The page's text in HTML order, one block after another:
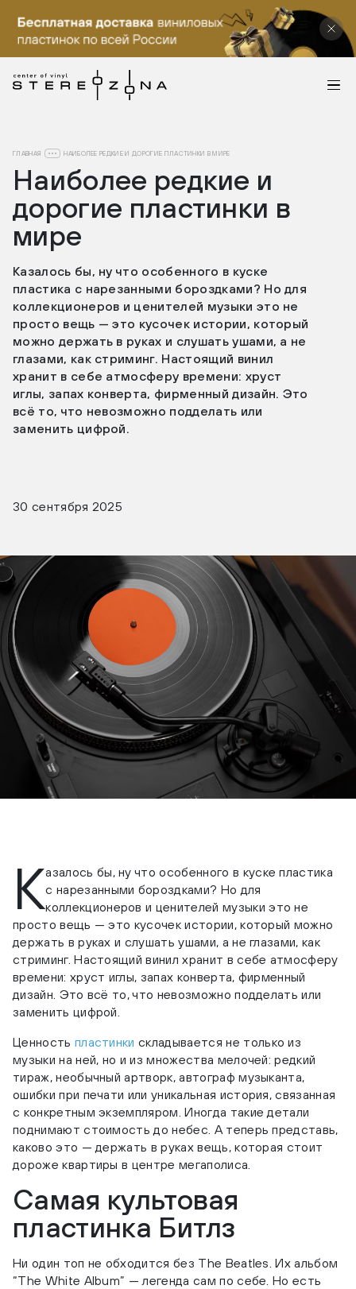
ГЛАВНАЯ НАИБОЛЕЕ РЕДКИЕ И ДОРОГИЕ ПЛАСТИНКИ В МИРЕ
Наиболее редкие и
дорогие пластинки в
мире
Казалось бы, ну что особенного в куске
пластика с нарезанными бороздками? Но для
коллекционеров и ценителей музыки это не
просто вещь — это кусочек истории, который
можно держать в руках и слушать ушами, а не
глазами, как стриминг. Настоящий винил
хранит в себе атмосферу времени: хруст
иглы, запах конверта, фирменный дизайн. Это
всё то, что невозможно подделать или
заменить цифрой.
30 сентября 2025
Казалось бы, ну что особенного в куске пластика
с нарезанными бороздками? Но для
коллекционеров и ценителей музыки это не
просто вещь — это кусочек истории, который можно
держать в руках и слушать ушами, а не глазами, как
стриминг. Настоящий винил хранит в себе атмосферу
времени: хруст иглы, запах конверта, фирменный
дизайн. Это всё то, что невозможно подделать или
заменить цифрой.
Ценность пластинки складывается не только из
музыки на ней, но и из множества мелочей: редкий
тираж, необычный артворк, автограф музыканта,
ошибки при печати или уникальная история, связанная
с конкретным экземпляром. Иногда такие детали
поднимают стоимость до небес. А теперь представь,
каково это — держать в руках вещь, которая стоит
дороже квартиры в центре мегаполиса.
Самая культовая
пластинка Битлз
Ни один топ не обходится без The Beatles. Их альбом
“The White Album” — легенда сам по себе. Но есть